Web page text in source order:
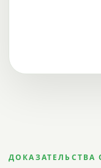
ДОКАЗАТЕЛЬСТВА